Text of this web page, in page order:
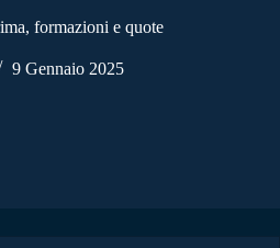
formazioni e quote
9 Gennaio 2025